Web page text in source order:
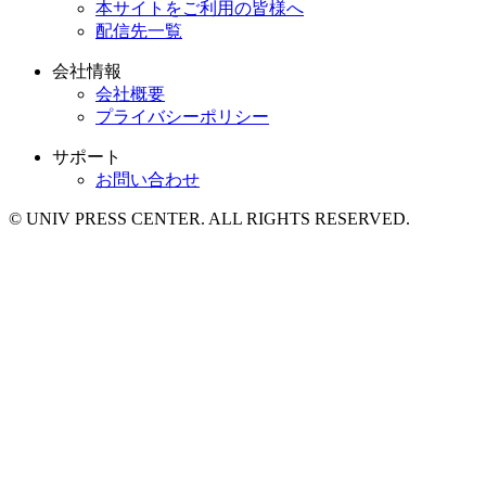
本サイトをご利用の皆様へ
配信先一覧
会社情報
会社概要
プライバシーポリシー
サポート
お問い合わせ
© UNIV PRESS CENTER. ALL RIGHTS RESERVED.